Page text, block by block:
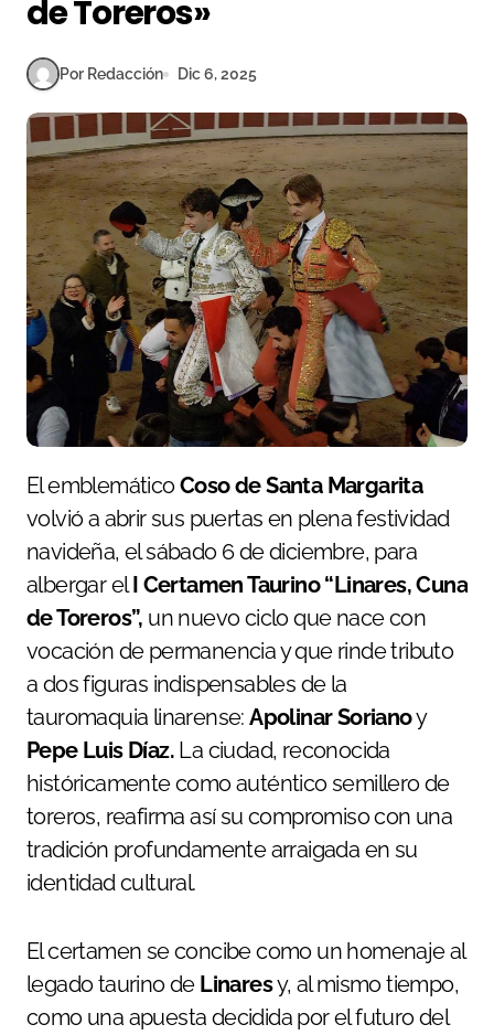
de Toreros»
Por Redacción Dic 6, 2025
El emblemáticoCoso de Santa Margarita
volvió a abrir sus puertas en plena festividad
navideña, el sábado 6 de diciembre, para
albergar elI Certamen Taurino “Linares, Cuna
de Toreros”, un nuevo ciclo que nace con
vocación de permanencia y que rinde tributo
a dos figuras indispensables de la
tauromaquia linarense:Apolinar Sorianoy
Pepe Luis Díaz. La ciudad, reconocida
históricamente como auténtico semillero de
toreros, reafirma así su compromiso con una
tradición profundamente arraigada en su
identidad cultural.
El certamen se concibe como un homenaje al
legado taurino de Linaresy, al mismo tiempo,
como una apuesta decidida por el futuro del